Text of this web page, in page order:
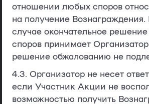
отношении любых споров
на получение
случае окончательное
споров принимает
решение обжалованию не
4.3. Организатор не несет
если Участник Акции не
возможностью получить